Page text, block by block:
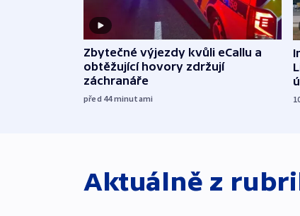
Zbytečné výjezdy kvůli eCallu a
obtěžující hovory zdržují
záchranáře
před 44minutami
Aktuálně z